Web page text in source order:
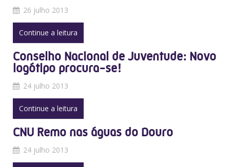
26 julho 2013
Continue a leitura
Conselho Nacional de Juventude: Novo
logótipo procura-se!
24 julho 2013
Continue a leitura
CNU Remo nas águas do Douro
24 julho 2013